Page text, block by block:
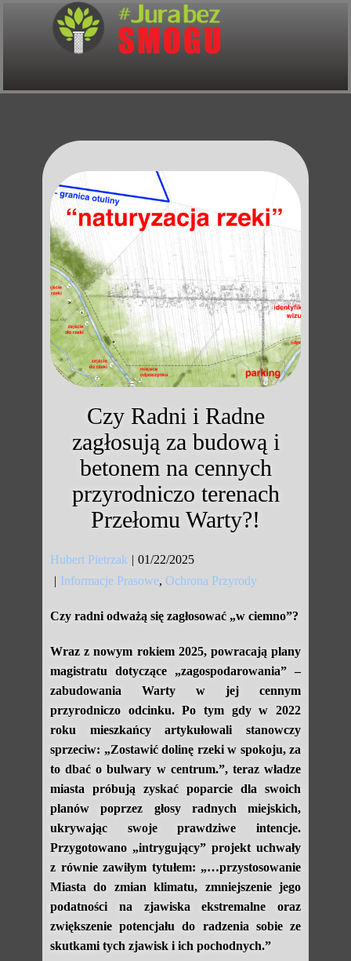
Czy Radni i Radne
zagłosują za budową i
betonem na cennych
przyrodniczo terenach
Przełomu Warty?!
Hubert Pietrzak
01/22/2025
Informacje Prasowe, Ochrona Przyrody
Czy radni odważą się zagłosować „w ciemno”?
Wraz z nowym rokiem 2025, powracają plany
magistratu dotyczące „zagospodarowania” –
zabudowania Warty w jej cennym
przyrodniczo odcinku. Po tym gdy w 2022
roku mieszkańcy artykułowali stanowczy
sprzeciw: „Zostawić dolinę rzeki w spokoju, za
to dbać o bulwary w centrum.”, teraz władze
miasta próbują zyskać poparcie dla swoich
planów poprzez głosy radnych miejskich,
ukrywając swoje prawdziwe intencje.
Przygotowano „intrygujący” projekt uchwały
z równie zawiłym tytułem: „…przystosowanie
Miasta do zmian klimatu, zmniejszenie jego
podatności na zjawiska ekstremalne oraz
zwiększenie potencjału do radzenia sobie ze
skutkami tych zjawisk i ich pochodnych.”